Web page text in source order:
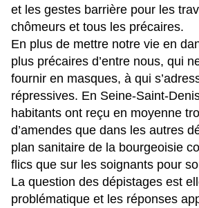
et les gestes barrière pour les
chômeurs et tous les précaires.
En plus de mettre notre vie en
plus précaires d’entre nous, qui
fournir en masques, à qui
répressives. En Seine-Saint-
habitants ont reçu en moyenne
d’amendes que dans les autres
plan sanitaire de la bourgeoisie
flics que sur les soignants pour
La question des dépistages est
problématique et les réponses